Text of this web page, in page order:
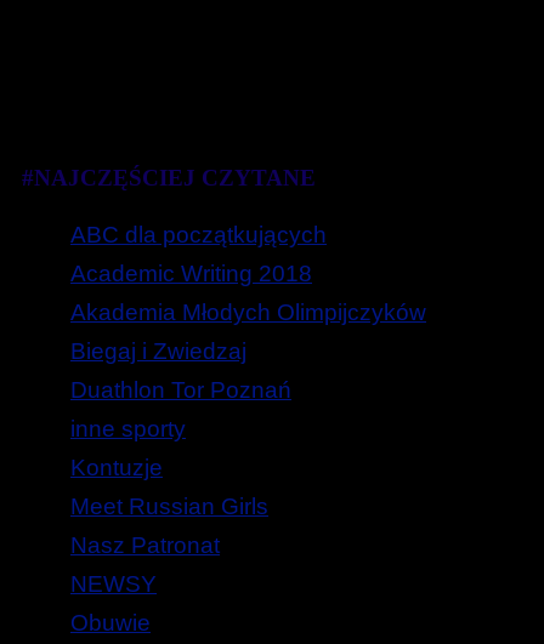
#NAJCZĘŚCIEJ CZYTANE
ABC dla początkujących
Academic Writing 2018
Akademia Młodych Olimpijczyków
Biegaj i Zwiedzaj
Duathlon Tor Poznań
inne sporty
Kontuzje
Meet Russian Girls
Nasz Patronat
NEWSY
Obuwie